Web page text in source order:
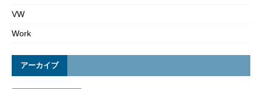
VW
Work
アーカイブ